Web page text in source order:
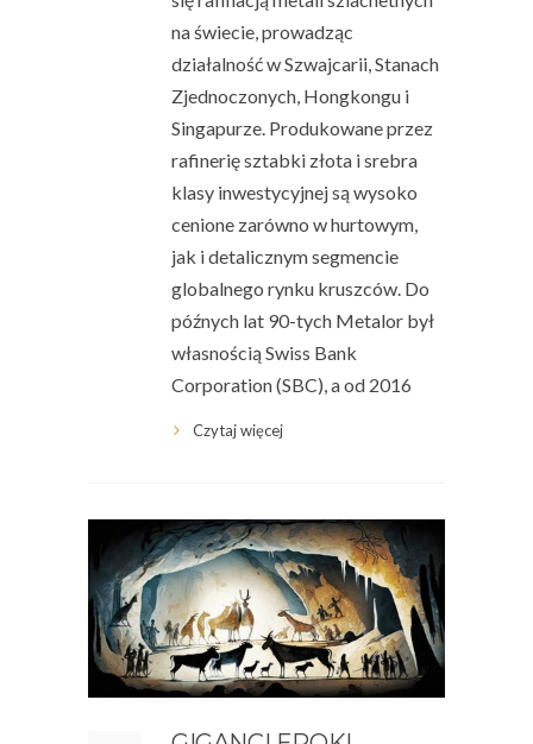
na świecie, prowadząc
działalność w Szwajcarii, Stanach
Zjednoczonych, Hongkongu i
Singapurze. Produkowane przez
rafinerię sztabki złota i srebra
klasy inwestycyjnej są wysoko
cenione zarówno w hurtowym,
jak i detalicznym segmencie
globalnego rynku kruszców. Do
późnych lat 90-tych Metalor był
własnością Swiss Bank
Corporation (SBC), a od 2016
Czytaj więcej